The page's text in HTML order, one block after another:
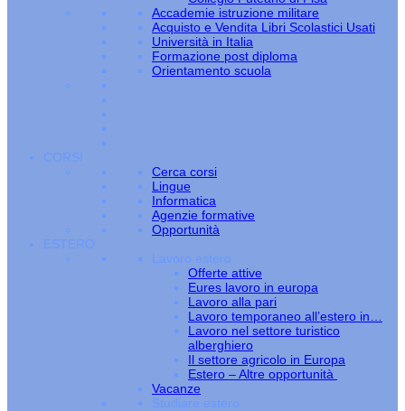
Accademie istruzione militare
Acquisto e Vendita Libri Scolastici Usati
Università in Italia
Formazione post diploma
Orientamento scuola
CORSI
Cerca corsi
Lingue
Informatica
Agenzie formative
Opportunità
ESTERO
Lavoro estero
Offerte attive
Eures lavoro in europa
Lavoro alla pari
Lavoro temporaneo all’estero in…
Lavoro nel settore turistico
alberghiero
Il settore agricolo in Europa
Estero – Altre opportunità
Vacanze
Studiare estero